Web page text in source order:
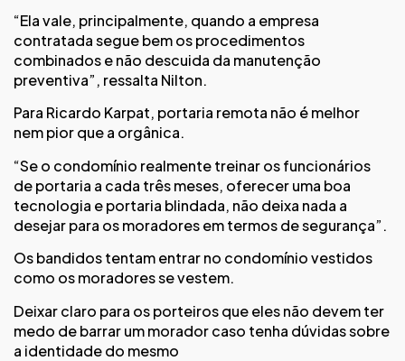
“Ela vale, principalmente, quando a empresa
contratada segue bem os procedimentos
combinados e não descuida da manutenção
preventiva”, ressalta Nilton.
Para Ricardo Karpat, portaria remota não é melhor
nem pior que a orgânica.
“Se o condomínio realmente treinar os funcionários
de portaria a cada três meses, oferecer uma boa
tecnologia e portaria blindada, não deixa nada a
desejar para os moradores em termos de segurança”.
Os bandidos tentam entrar no condomínio vestidos
como os moradores se vestem.
Deixar claro para os porteiros que eles não devem ter
medo de barrar um morador caso tenha dúvidas sobre
a identidade do mesmo